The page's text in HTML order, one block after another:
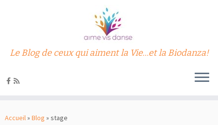
au
Le Blog de ceux qui aiment la Vie…et la Biodanza!
Accueil» Blog » stage